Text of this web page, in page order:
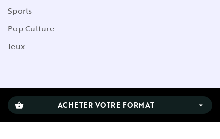
shopping_basket ACHETER VOTRE FORMAT arrow_drop_down
Sports
Pop Culture
Jeux
CGU
Charte de référencement
Charte des Données Personnelles